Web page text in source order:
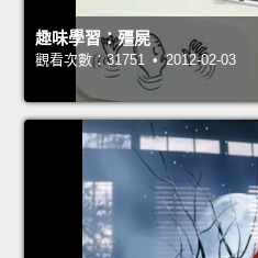
趣味學習：殭屍
觀看次數：31751 • 2012-02-03